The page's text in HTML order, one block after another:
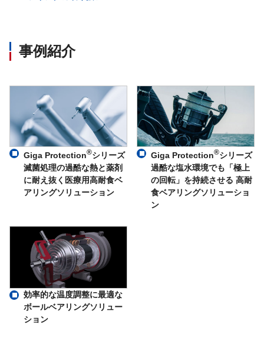
事例紹介
Giga Protection®シリーズ
滅菌処理の過酷な熱と薬剤
に耐え抜く医療用高耐食ベ
アリングソリューション
Giga Protection®シリーズ
過酷な塩水環境でも「極上
の回転」を持続させる 高耐
食ベアリングソリューショ
ン
効率的な温度調整に最適な
ボールベアリングソリュー
ション